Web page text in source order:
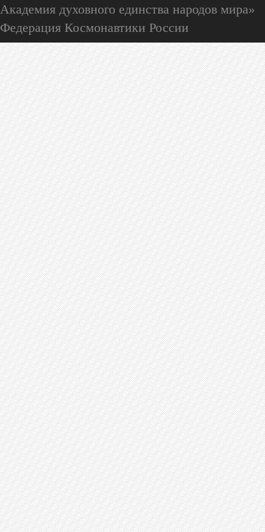
Академия духовного единства народов мира»
Федерация Космонавтики России